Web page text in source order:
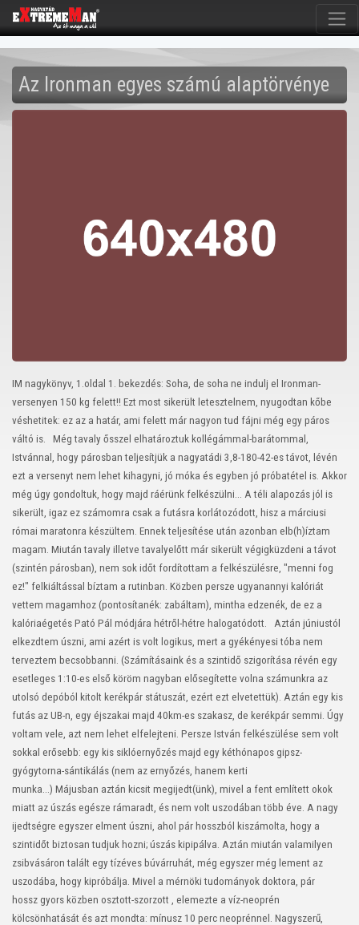
Az Ironman egyes számú alaptörvénye
IM nagykönyv, 1.oldal 1. bekezdés: Soha, de soha ne indulj el Ironman-
versenyen 150 kg felett!! Ezt most sikerült letesztelnem, nyugodtan kőbe
véshetitek: ez az a határ, ami felett már nagyon tud fájni még egy páros
váltó is.
Még tavaly ősszel elhatároztuk kollégámmal-barátommal,
Istvánnal, hogy párosban teljesítjük a nagyatádi 3,8-180-42-es távot, lévén
ezt a versenyt nem lehet kihagyni, jó móka és egyben jó próbatétel is. Akkor
még úgy gondoltuk, hogy majd ráérünk felkészülni…
A téli alapozás jól is
sikerült, igaz ez számomra csak a futásra korlátozódott, hisz a márciusi
római maratonra készültem. Ennek teljesítése után azonban elb(h)íztam
magam. Miután tavaly illetve tavalyelőtt már sikerült végigküzdeni a távot
(szintén párosban), nem sok időt fordítottam a felkészülésre, "menni fog
ez!" felkiáltással bíztam a rutinban. Közben persze ugyanannyi kalóriát
vettem magamhoz (pontosítanék: zabáltam), mintha edzenék, de ez a
kalóriaégetés Pató Pál módjára hétről-hétre halogatódott.
Aztán júniustól
elkezdtem úszni, ami azért is volt logikus, mert a gyékényesi tóba nem
terveztem becsobbanni. (Számításaink és a szintidő szigorítása révén egy
esetleges 1:10-es első köröm nagyban elősegítette volna számunkra az
utolsó depóból kitolt kerékpár státuszát, ezért ezt elvetettük). Aztán egy kis
futás az UB-n, egy éjszakai majd 40km-es szakasz, de kerékpár semmi. Úgy
voltam vele, azt nem lehet elfelejteni. Persze István felkészülése sem volt
sokkal erősebb: egy kis siklóernyőzés majd egy kéthónapos gipsz-
gyógytorna-sántikálás (nem az ernyőzés, hanem kerti
munka...) Májusban aztán kicsit megijedt(ünk), mivel a fent említett okok
miatt az úszás egésze rámaradt, és nem volt uszodában több éve. A nagy
ijedtségre egyszer elment úszni, ahol pár hosszból kiszámolta, hogy a
szintidőt biztosan tudjuk hozni; úszás kipipálva. Aztán miután valamilyen
zsibvásáron talált egy tízéves búvárruhát, még egyszer még lement az
uszodába, hogy kipróbálja. Mivel a mérnöki tudományok doktora, pár
hossz gyors közben osztott-szorzott , elemezte a víz-neoprén
kölcsönhatását és azt mondta: mínusz 10 perc neoprénnel. Nagyszerű,